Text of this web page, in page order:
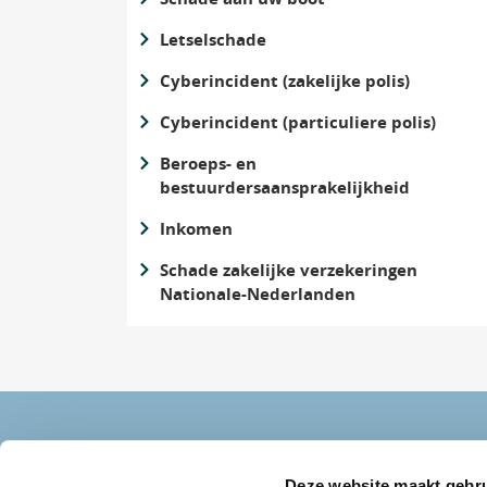
Letselschade
Cyberincident (zakelijke polis)
Cyberincident (particuliere polis)
Beroeps- en
bestuurdersaansprakelijkheid
Inkomen
Schade zakelijke verzekeringen
Nationale-Nederlanden